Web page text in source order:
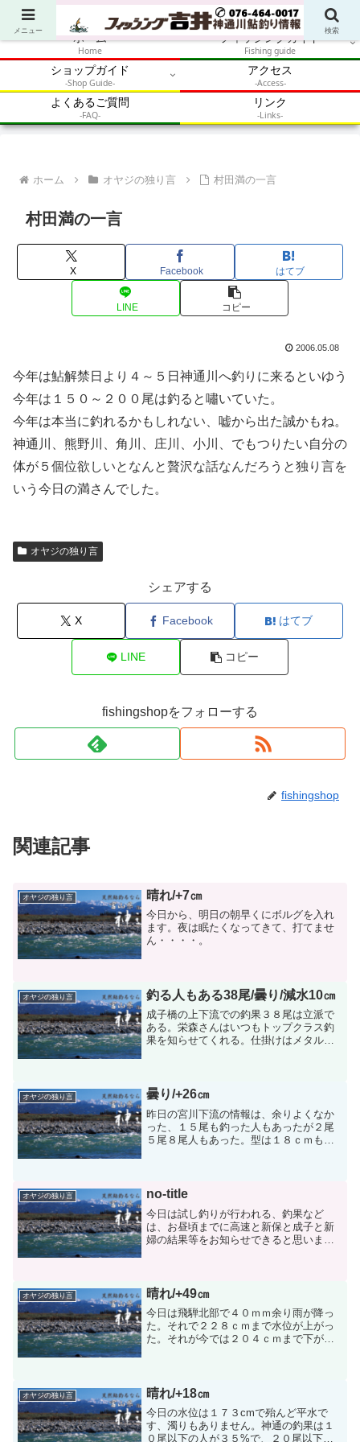
アウトドア・釣り・鮎・自然体験を加速させるメディア
ホーム
Home
フィッシングガイド
Fishing guide
ショップガイド
-Shop Guide-
アクセス
-Access-
よくあるご質問
-FAQ-
リンク
-Links-
ホーム オヤジの独り言 村田満の一言
村田満の一言
X Facebook はてブ
LINE コピー
2006.05.08
今年は鮎解禁日より４～５日神通川へ釣りに来るといゆう
今年は１５０～２００尾は釣ると嘯いていた。
今年は本当に釣れるかもしれない、嘘から出た誠かもね。
神通川、熊野川、角川、庄川、小川、でもつりたい自分の
体が５個位欲しいとなんと贅沢な話なんだろうと独り言を
いう今日の満さんでした。
オヤジの独り言
シェアする
X Facebook はてブ
LINE コピー
fishingshopをフォローする
fishingshop
関連記事
オヤジの独り言 晴れ/+7㎝
今日から、明日の朝早くにボルグを入れ
ます。夜は眠たくなってきて、打てませ
ん・・・・。
オヤジの独り言 釣る人もある38尾/曇り/減水10㎝
成子橋の上下流での釣果３８尾は立派で
ある。栄森さんはいつもトップクラス釣
果を知らせてくれる。仕掛けはメタルの
こに入るか話し合った結果...
オヤジの独り言 曇り/+26㎝
昨日の宮川下流の情報は、余りよくなか
った、１５尾も釣った人もあったが２尾
５尾８尾人もあった。型は１８ｃｍもあ
をします。天気が余りよく...
オヤジの独り言 no-title
今日は試し釣りが行われる、釣果など
は、お昼頃までに高速と新保と成子と新
婦の結果等をお知らせできると思いま
の締め切り日が迫っています。...
オヤジの独り言 晴れ/+49㎝
今日は飛騨北部で４０ｍｍ余り雨が降っ
た。それで２２８ｃｍまで水位が上がっ
た。それが今では２０４ｃｍまで下がっ
ろと言っている。濁りが残る...
オヤジの独り言 晴れ/+18㎝
今日の水位は１７３cmで殆んど平水で
す、濁りもありません。神通の釣果は１
０尾以下の人が３５%で、２０尾以下の
メニュー 検索